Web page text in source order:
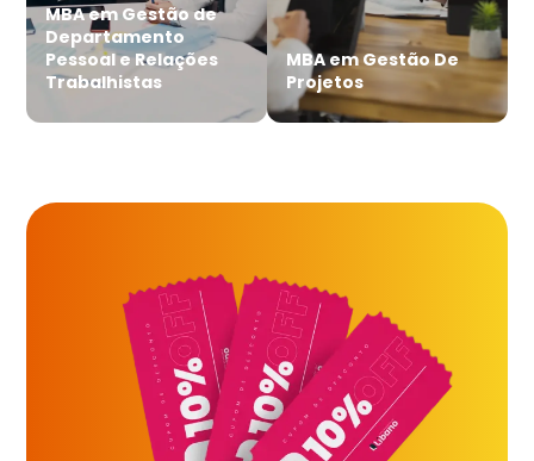
MBA em Gestão de
Departamento
Pessoal e Relações
Trabalhistas
MBA em Gestão De
Projetos